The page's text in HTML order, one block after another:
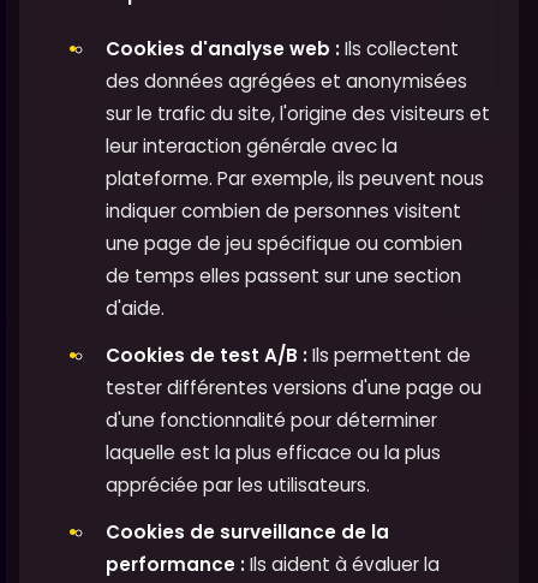
Cookies d'analyse web :Ils collectent
des données agrégées et anonymisées
sur le trafic du site, l'origine des visiteurs et
leur interaction générale avec la
plateforme. Par exemple, ils peuvent nous
indiquer combien de personnes visitent
une page de jeu spécifique ou combien
de temps elles passent sur une section
d'aide.
Cookies de test A/B :Ils permettent de
tester différentes versions d'une page ou
d'une fonctionnalité pour déterminer
laquelle est la plus efficace ou la plus
appréciée par les utilisateurs.
Cookies de surveillance de la
performance :Ils aident à évaluer la